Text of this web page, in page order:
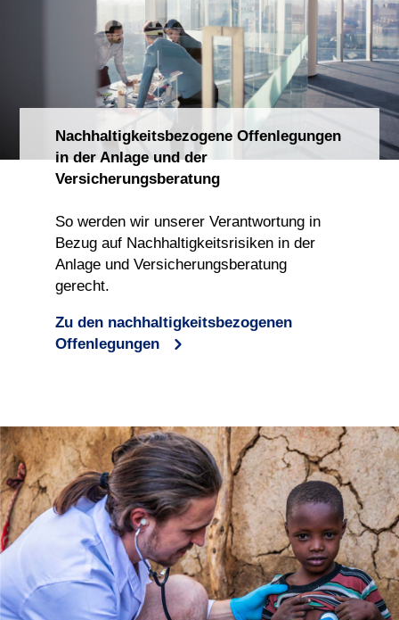
Nachhaltigkeitsbezogene Offenlegungen
in der Anlage und der
Versicherungsberatung
So werden wir unserer Verantwortung in
Bezug auf Nachhaltigkeitsrisiken in der
Anlage und Versicherungsberatung
gerecht.
Zu den nachhaltigkeitsbezogenen
Offenlegungen